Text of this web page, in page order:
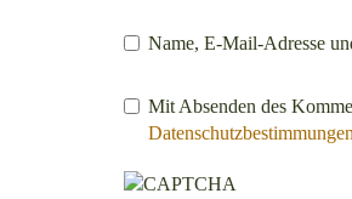
Name, E-Mail-Adresse
Mit Absenden des
Datenschutzbestimmungen